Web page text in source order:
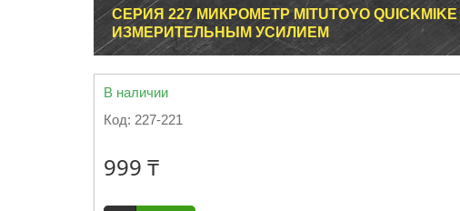
СЕРИЯ 227 МИКРОМЕТР MITUTOYO
ИЗМЕРИТЕЛЬНЫМ УСИЛИЕМ
В наличии
Код: 227-221
999 ₸